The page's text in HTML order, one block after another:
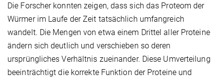
Die Forscher konnten zeigen, dass sich das Proteom der
Würmer im Laufe der Zeit tatsächlich umfangreich
wandelt. Die Mengen von etwa einem Drittel aller Proteine
ändern sich deutlich und verschieben so deren
ursprüngliches Verhältnis zueinander. Diese Umverteilung
beeinträchtigt die korrekte Funktion der Proteine und